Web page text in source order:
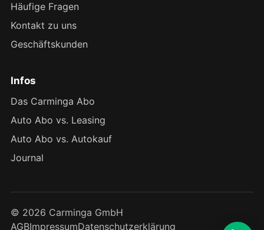
Häufige Fragen
Kontakt zu uns
Geschäftskunden
Infos
Das Carminga Abo
Auto Abo vs. Leasing
Auto Abo vs. Autokauf
Journal
© 2026 Carminga GmbH
AGBImpressumDatenschutzerklärung